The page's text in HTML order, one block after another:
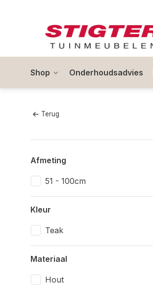
Shop Onderhoudsadvies
Terug
Afmeting
51 - 100cm
Kleur
Teak
Materiaal
Hout